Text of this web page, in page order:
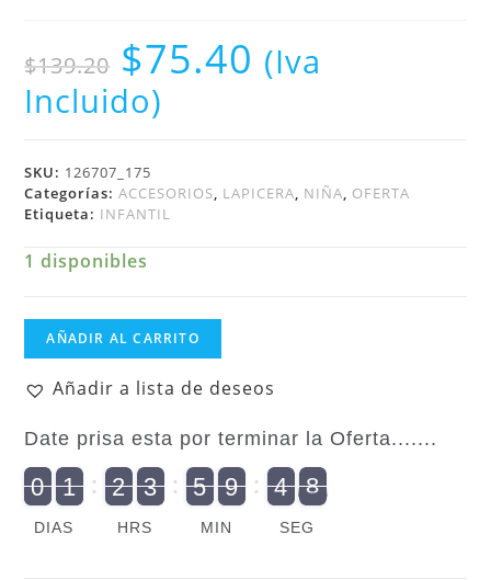
$139.20 $75.40 (Iva
Incluido)
SKU: 126707_175
Categorías:ACCESORIOS, LAPICERA, NIÑA, OFERTA
Etiqueta: INFANTIL
1 disponibles
Niña
Infantil
Chamoy
Op
cantidad
AÑADIR AL CARRITO
Añadir a lista de deseos
Date prisa esta por terminar la Oferta.......
9
9
0
0 2
1
1 0
2
2 0
3
3 0
5
5 0
9
9 5
4
4 8
8
7
DIAS HRS MIN SEG